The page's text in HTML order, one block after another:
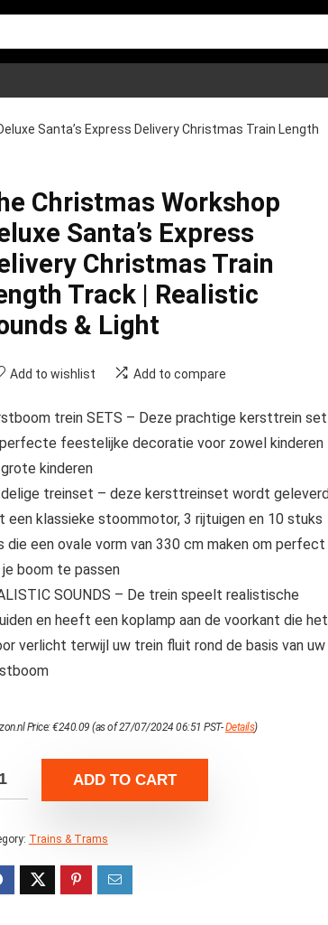
Santa’s Express Delivery Christmas Train Length
Christmas Workshop
Santa’s Express
Christmas Train
Track | Realistic
& Light
Add to wishlist Add to compare
trein SETS – Deze prachtige kersttrein
feestelijke decoratie voor zowel kinderen
kinderen
treinset – deze kersttreinset wordt
een klassieke stoommotor, 3 rijtuigen en 10 stuks
die een ovale vorm van 330 cm maken om perfect
boom te passen
SOUNDS – De trein speelt realistische
en heeft een koplamp aan de voorkant die het
verlicht terwijl uw trein fluit rond de basis van uw
Price:€240.09 (as of 27/07/2024 06:51 PST-Details)
ADD TO CART
Trains & Trams